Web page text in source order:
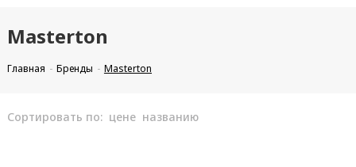
Masterton
Главная Бренды Masterton
Сортировать по: цене названию